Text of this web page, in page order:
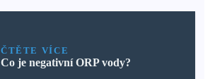
ČTĚTE VÍCE
Co je negativní ORP vody?